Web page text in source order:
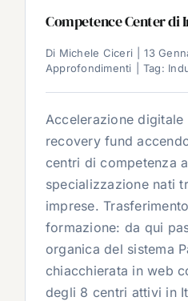
Competence Center di
Di Michele Ciceri 13
Approfondimenti
Tag:
Accelerazione digitale
recovery fund
centri di competenza
specializzazione nati
imprese.
formazione: da qui
organica del sistema
chiacchierata in web
degli 8 centri attivi in